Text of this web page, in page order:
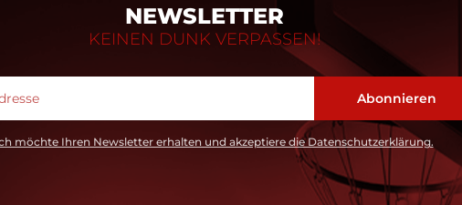
NEWSLETTER
KEINEN DUNK VERPASSEN!
möchte Ihren Newsletter erhalten und akzeptiere die Datenschutzerklärung.